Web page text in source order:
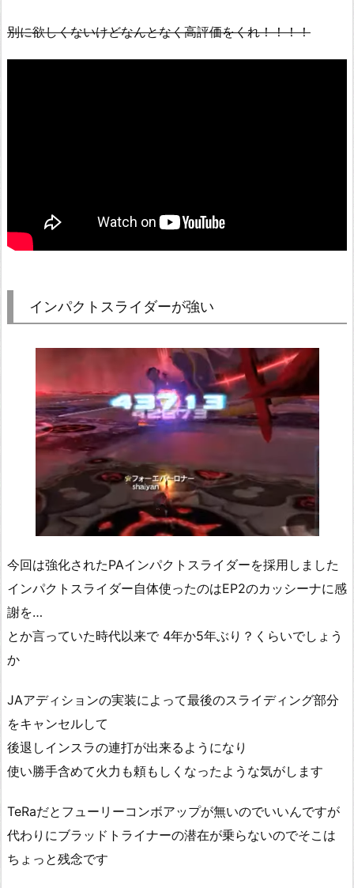
別に欲しくないけどなんとなく高評価をくれ！！！！
インパクトスライダーが強い
今回は強化されたPAインパクトスライダーを採用しました
インパクトスライダー自体使ったのはEP2のカッシーナに感
謝を…
とか言っていた時代以来で 4年か5年ぶり？くらいでしょう
か
JAアディションの実装によって最後のスライディング部分
をキャンセルして
後退しインスラの連打が出来るようになり
使い勝手含めて火力も頼もしくなったような気がします
TeRaだとフューリーコンボアップが無いのでいいんですが
代わりにブラッドトライナーの潜在が乗らないのでそこは
ちょっと残念です